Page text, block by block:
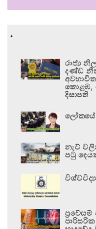
.
රාජ්‍ය
දණ්ඩ නීති
කොළඹ,
දිසාපති
ලෝකයේ
නැව්
පටු